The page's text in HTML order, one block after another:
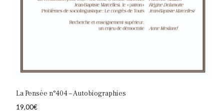
La Pensée n°404 – Autobiographies
19,00€